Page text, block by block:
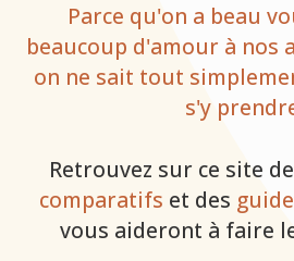
Parce qu'on a beau
beaucoup d'amour à nos
on ne sait tout
s'y
Retrouvez sur ce site
comparatifs et des
vous aideront à faire